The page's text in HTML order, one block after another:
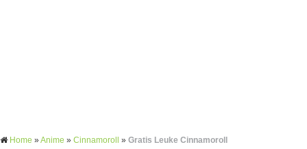
Home »Anime » Cinnamoroll » Gratis Leuke Cinnamoroll